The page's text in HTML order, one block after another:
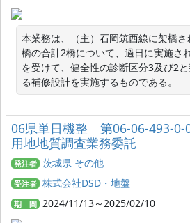
本業務は、（主）石岡筑西線に架橋
橋の合計2橋について、過日に実施さ
を受けて、健全性の診断区分3及び2
る補修設計を実施するものである。
06県単日機整 第06-06-493-
用地地質調査業務委託
発注者 茨城県 その他
受注者 株式会社DSD・地盤
期 間 2024/11/13～2025/02/10